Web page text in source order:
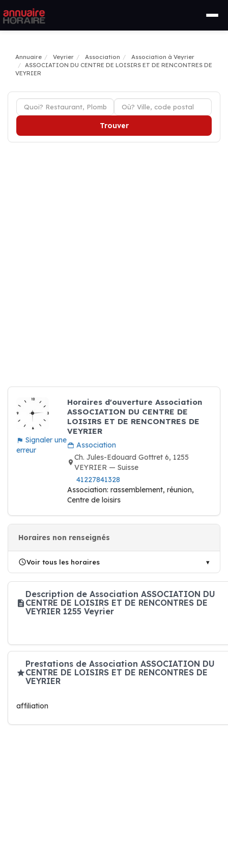
Annuaire Veyrier Association
Association à Veyrier
ASSOCIATION DU CENTRE DE LOISIRS ET DE RENCONTRES DE
VEYRIER
Trouver
Signaler une
erreur
Horaires d'ouverture Association
ASSOCIATION DU CENTRE DE
LOISIRS ET DE RENCONTRES DE
VEYRIER
Association
Ch. Jules-Edouard Gottret 6, 1255
VEYRIER — Suisse
41227841328
Association: rassemblement, réunion,
Centre de loisirs
Horaires non renseignés
Voir tous les horaires
Description de Association ASSOCIATION DU
CENTRE DE LOISIRS ET DE RENCONTRES DE
VEYRIER 1255 Veyrier
Prestations de Association ASSOCIATION DU
CENTRE DE LOISIRS ET DE RENCONTRES DE
VEYRIER
affiliation